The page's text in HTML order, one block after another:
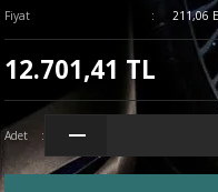
Fiyat
211,06
12.701,41 TL
Adet